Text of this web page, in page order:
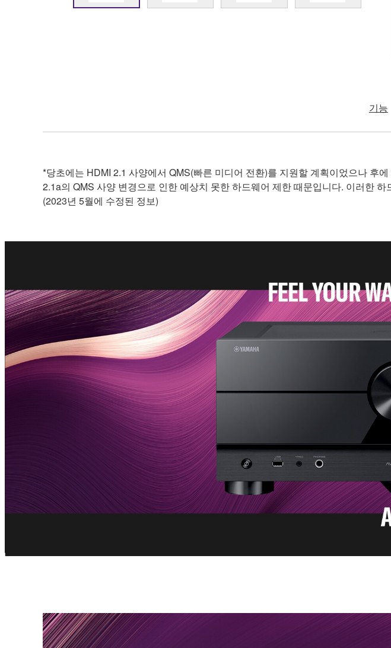
기능
*당초에는 HDMI 2.1 사양에서 QMS(빠른 미디어 전환)를 지원할 계획이었으나 후
2.1a의 QMS 사양 변경으로 인한 예상치 못한 하드웨어 제한 때문입니다. 이러한
(2023년 5월에 수정된 정보)